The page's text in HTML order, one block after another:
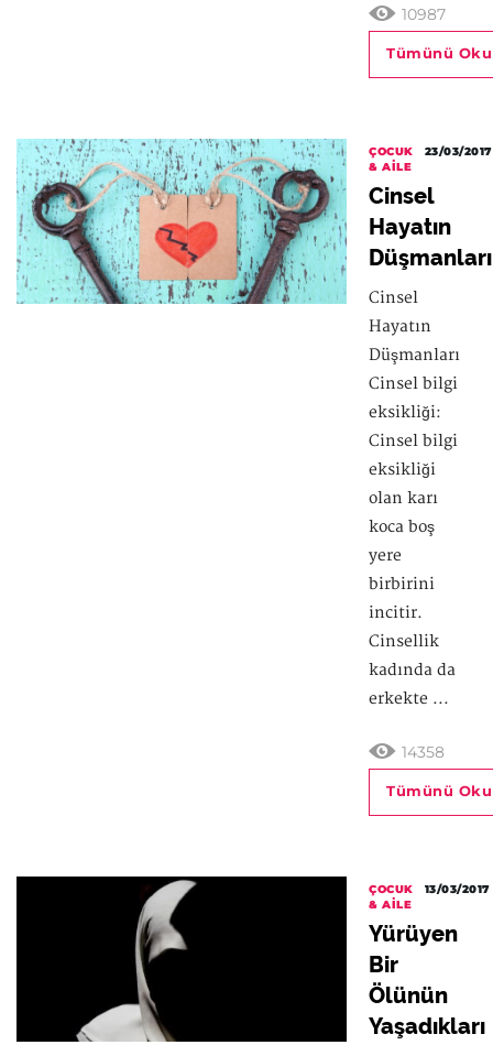
10987
Tümünü Oku
ÇOCUK
& AILE
23/03/2017
Cinsel
Hayatın
Düşmanları
Cinsel
Hayatın
Düşmanları
Cinsel bilgi
eksikliği:
Cinsel bilgi
eksikliği
olan karı
koca boş
yere
birbirini
incitir.
Cinsellik
kadında da
erkekte ...
14358
Tümünü Oku
ÇOCUK
& AILE
13/03/2017
Yürüyen
Bir
Ölünün
Yaşadıkları